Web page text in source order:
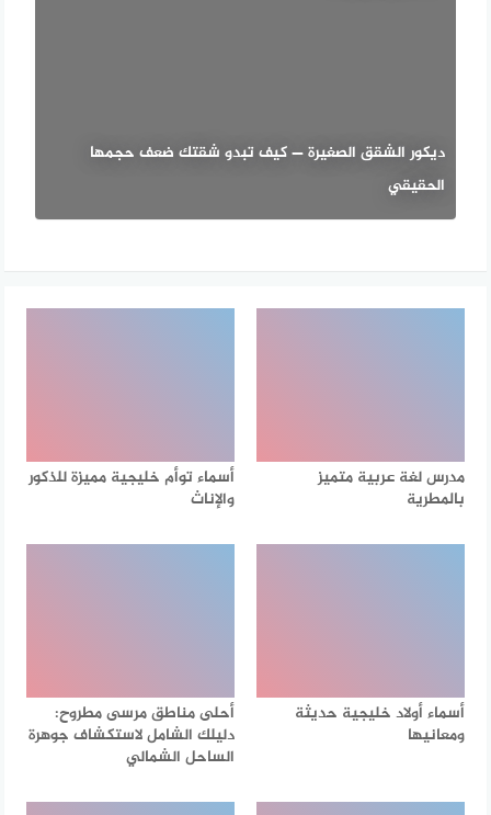
ديكور الشقق الصغيرة — كيف تبدو شقتك ضعف حجمها
الحقيقي
مدرس لغة عربية متميز
بالمطرية
أسماء توأم خليجية مميزة للذكور
والإناث
أسماء أولاد خليجية حديثة
ومعانيها
أحلى مناطق مرسى مطروح:
دليلك الشامل لاستكشاف جوهرة
الساحل الشمالي